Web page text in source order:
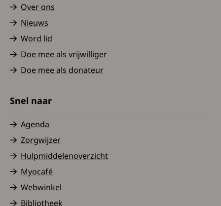
Over ons
Nieuws
Word lid
Doe mee als vrijwilliger
Doe mee als donateur
Snel naar
Agenda
Zorgwijzer
Hulpmiddelenoverzicht
Myocafé
Webwinkel
Bibliotheek